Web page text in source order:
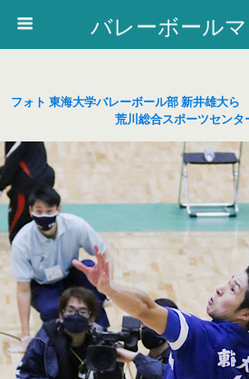
バレーボール
フォト 東海大学バレーボール部 新井雄大
荒川総合スポーツセンタ